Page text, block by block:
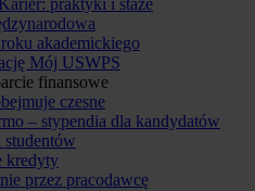
praktyki i staże
akademickiego
Mój USWPS
finansowe
czesne
– stypendia dla kandydatów
studentów
kredyty
przez pracodawcę